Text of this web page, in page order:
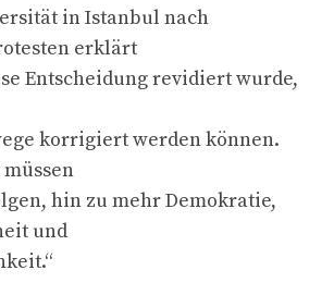
in Istanbul nach
erklärt
Entscheidung revidiert wurde,
korrigiert werden können.
hin zu mehr Demokratie,
und